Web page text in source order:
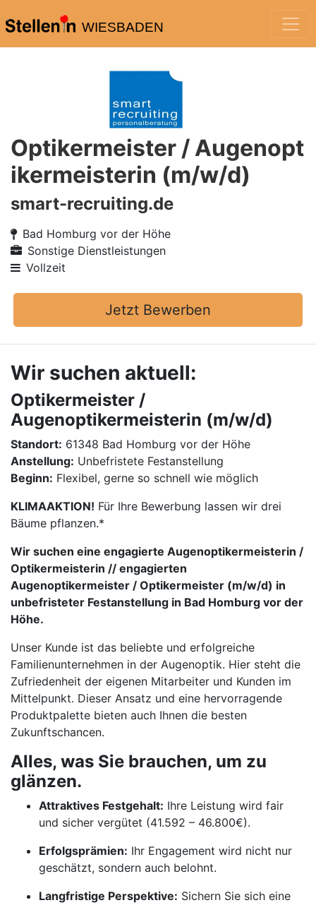
WIESBADEN
Optikermeister / Augenopt
ikermeisterin (m/w/d)
smart-recruiting.de
Bad Homburg vor der Höhe
Sonstige Dienstleistungen
Vollzeit
Jetzt Bewerben
Wir suchen aktuell:
Optikermeister /
Augenoptikermeisterin (m/w/d)
Standort: 61348 Bad Homburg vor der Höhe
Anstellung: Unbefristete Festanstellung
Beginn: Flexibel, gerne so schnell wie möglich
KLIMAAKTION! Für Ihre Bewerbung lassen wir drei
Bäume pflanzen.*
Wir suchen eine engagierte Augenoptikermeisterin /
Optikermeisterin // engagierten
Augenoptikermeister / Optikermeister (m/w/d) in
unbefristeter Festanstellung in Bad Homburg vor der
Höhe.
Unser Kunde ist das beliebte und erfolgreiche
Familienunternehmen in der Augenoptik. Hier steht die
Zufriedenheit der eigenen Mitarbeiter und Kunden im
Mittelpunkt. Dieser Ansatz und eine hervorragende
Produktpalette bieten auch Ihnen die besten
Zukunftschancen.
Alles, was Sie brauchen, um zu
glänzen.
Attraktives Festgehalt: Ihre Leistung wird fair
und sicher vergütet (41.592 – 46.800€).
Erfolgsprämien: Ihr Engagement wird nicht nur
geschätzt, sondern auch belohnt.
Langfristige Perspektive: Sichern Sie sich eine